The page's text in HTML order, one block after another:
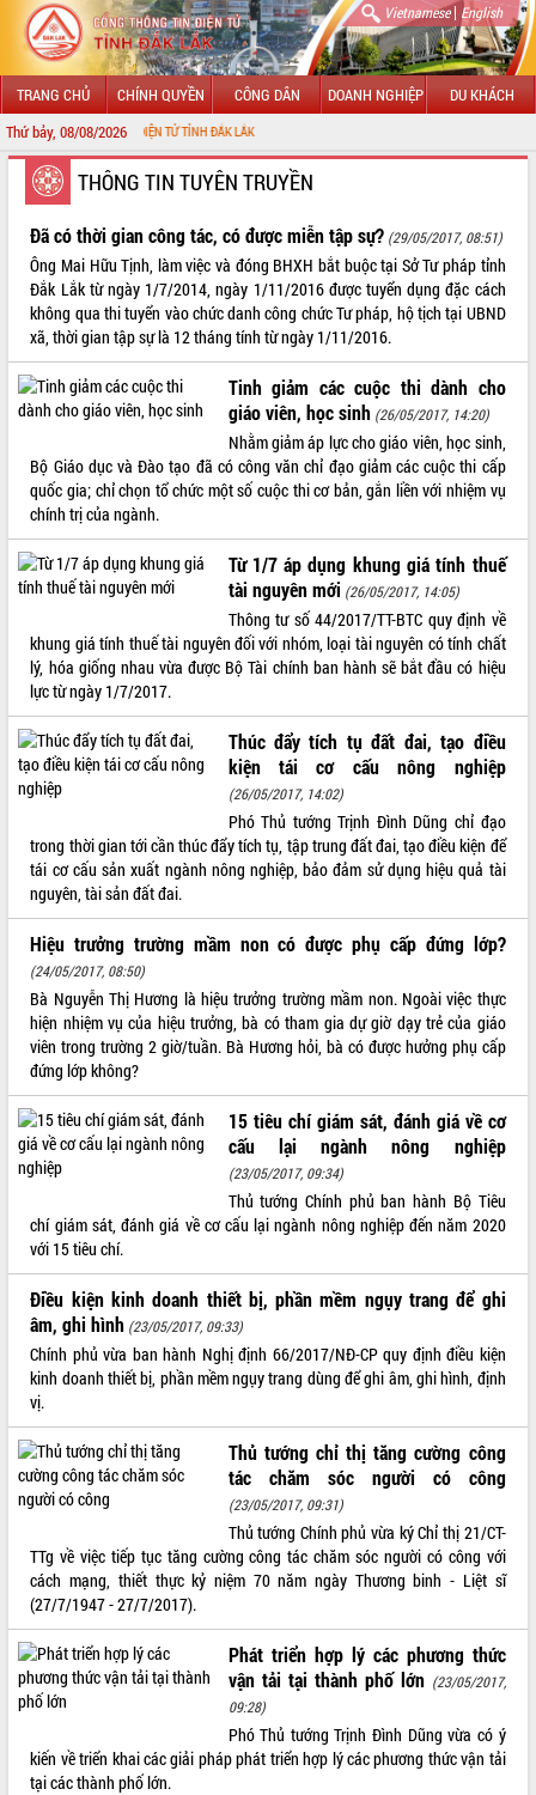
Vietnamese| English
TRANG CHỦ CHÍNH QUYỀN CÔNG DÂN DOANH NGHIỆP DU KHÁCH
Thứ bảy, 08/08/2026
THÔNG TIN ĐIỆN TỬ TỈNH ĐẮK LẮK
GIỚI THIỆU
LÃNH ĐẠO UBND TỈNH
TIN TỨC SỰ KIỆN
SỞ, BAN, NGÀNH
UBND CÁC XÃ, PHƯỜNG
THÔNG TIN CHỈ ĐẠO ĐIỀU HÀNH
HỆ THỐNG VĂN BẢN
VĂN BẢN HĐND TỈNH
ĐIỂM TIN VĂN BẢN
VIDEO
Không có file video nào để phát.
LIÊN KẾT WEB
THỐNG KÊ TRUY CẬP
Hôm nay: 3407
Tất cả: 66089075
THÔNG TIN TUYÊN TRUYỀN
Đã có thời gian công tác, có được miễn tập sự? (29/05/2017, 08:51)
Ông Mai Hữu Tịnh, làm việc và đóng BHXH bắt buộc tại Sở Tư pháp tỉnh
Đắk Lắk từ ngày 1/7/2014, ngày 1/11/2016 được tuyển dụng đặc cách
không qua thi tuyển vào chức danh công chức Tư pháp, hộ tịch tại UBND
xã, thời gian tập sự là 12 tháng tính từ ngày 1/11/2016.
Tinh giảm các cuộc thi dành cho
giáo viên, học sinh (26/05/2017, 14:20)
Nhằm giảm áp lực cho giáo viên, học sinh,
Bộ Giáo dục và Đào tạo đã có công văn chỉ đạo giảm các cuộc thi cấp
quốc gia; chỉ chọn tổ chức một số cuộc thi cơ bản, gắn liền với nhiệm vụ
chính trị của ngành.
Từ 1/7 áp dụng khung giá tính thuế
tài nguyên mới (26/05/2017, 14:05)
Thông tư số 44/2017/TT-BTC quy định về
khung giá tính thuế tài nguyên đối với nhóm, loại tài nguyên có tính chất
lý, hóa giống nhau vừa được Bộ Tài chính ban hành sẽ bắt đầu có hiệu
lực từ ngày 1/7/2017.
Thúc đẩy tích tụ đất đai, tạo điều
kiện tái cơ cấu nông nghiệp
(26/05/2017, 14:02)
Phó Thủ tướng Trịnh Đình Dũng chỉ đạo
trong thời gian tới cần thúc đẩy tích tụ, tập trung đất đai, tạo điều kiện để
tái cơ cấu sản xuất ngành nông nghiệp, bảo đảm sử dụng hiệu quả tài
nguyên, tài sản đất đai.
Hiệu trưởng trường mầm non có được phụ cấp đứng lớp?
(24/05/2017, 08:50)
Bà Nguyễn Thị Hương là hiệu trưởng trường mầm non. Ngoài việc thực
hiện nhiệm vụ của hiệu trưởng, bà có tham gia dự giờ dạy trẻ của giáo
viên trong trường 2 giờ/tuần. Bà Hương hỏi, bà có được hưởng phụ cấp
đứng lớp không?
15 tiêu chí giám sát, đánh giá về cơ
cấu lại ngành nông nghiệp
(23/05/2017, 09:34)
Thủ tướng Chính phủ ban hành Bộ Tiêu
chí giám sát, đánh giá về cơ cấu lại ngành nông nghiệp đến năm 2020
với 15 tiêu chí.
Điều kiện kinh doanh thiết bị, phần mềm ngụy trang để ghi
âm, ghi hình (23/05/2017, 09:33)
Chính phủ vừa ban hành Nghị định 66/2017/NĐ-CP quy định điều kiện
kinh doanh thiết bị, phần mềm ngụy trang dùng để ghi âm, ghi hình, định
vị.
Thủ tướng chỉ thị tăng cường công
tác chăm sóc người có công
(23/05/2017, 09:31)
Thủ tướng Chính phủ vừa ký Chỉ thị 21/CT-
TTg về việc tiếp tục tăng cường công tác chăm sóc người có công với
cách mạng, thiết thực kỷ niệm 70 năm ngày Thương binh - Liệt sĩ
(27/7/1947 - 27/7/2017).
Phát triển hợp lý các phương thức
vận tải tại thành phố lớn (23/05/2017,
09:28)
Phó Thủ tướng Trịnh Đình Dũng vừa có ý
kiến về triển khai các giải pháp phát triển hợp lý các phương thức vận tải
tại các thành phố lớn.